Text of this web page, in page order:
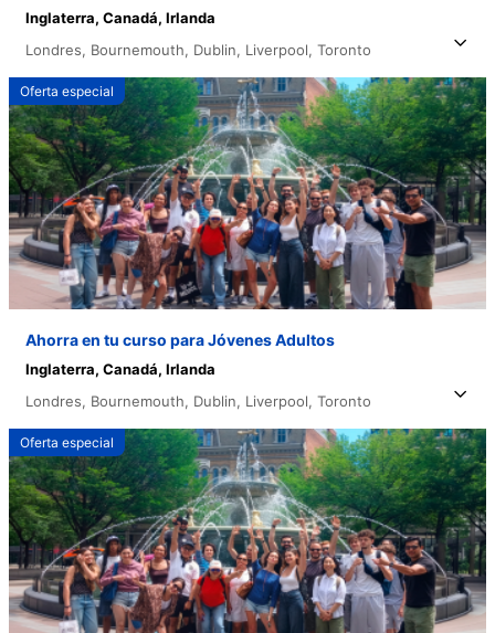
Inglaterra, Canadá, Irlanda
Londres, Bournemouth, Dublin, Liverpool, Toronto
Oferta especial
Ahorra en tu curso para Jóvenes Adultos
Inglaterra, Canadá, Irlanda
Londres, Bournemouth, Dublin, Liverpool, Toronto
Oferta especial